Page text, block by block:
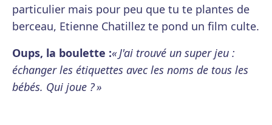
particulier mais pour peu que tu te plantes de
berceau, Etienne Chatillez te pond un film culte.
Oups, la boulette :« J'ai trouvé un super jeu :
échanger les étiquettes avec les noms de tous les
bébés. Qui joue ? »